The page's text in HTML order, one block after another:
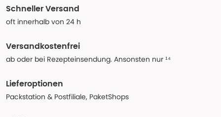
Schneller Versand
oft innerhalb von 24 h
Versandkostenfrei
ab oder bei Rezepteinsendung. Ansonsten nur ¹⁴
Lieferoptionen
Packstation & Postfiliale, PaketShops